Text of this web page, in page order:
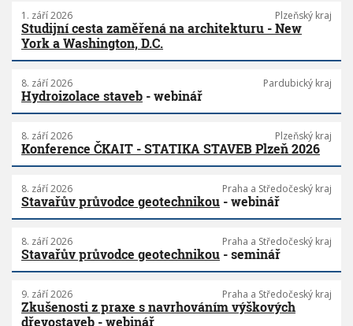
1. září 2026 Plzeňský kraj
Studijní cesta zaměřená na architekturu - New
York a Washington, D.C.
8. září 2026 Pardubický kraj
Hydroizolace staveb - webinář
8. září 2026 Plzeňský kraj
Konference ČKAIT - STATIKA STAVEB Plzeň 2026
8. září 2026 Praha a Středočeský kraj
Stavařův průvodce geotechnikou - webinář
8. září 2026 Praha a Středočeský kraj
Stavařův průvodce geotechnikou - seminář
9. září 2026 Praha a Středočeský kraj
Zkušenosti z praxe s navrhováním výškových
dřevostaveb - webinář